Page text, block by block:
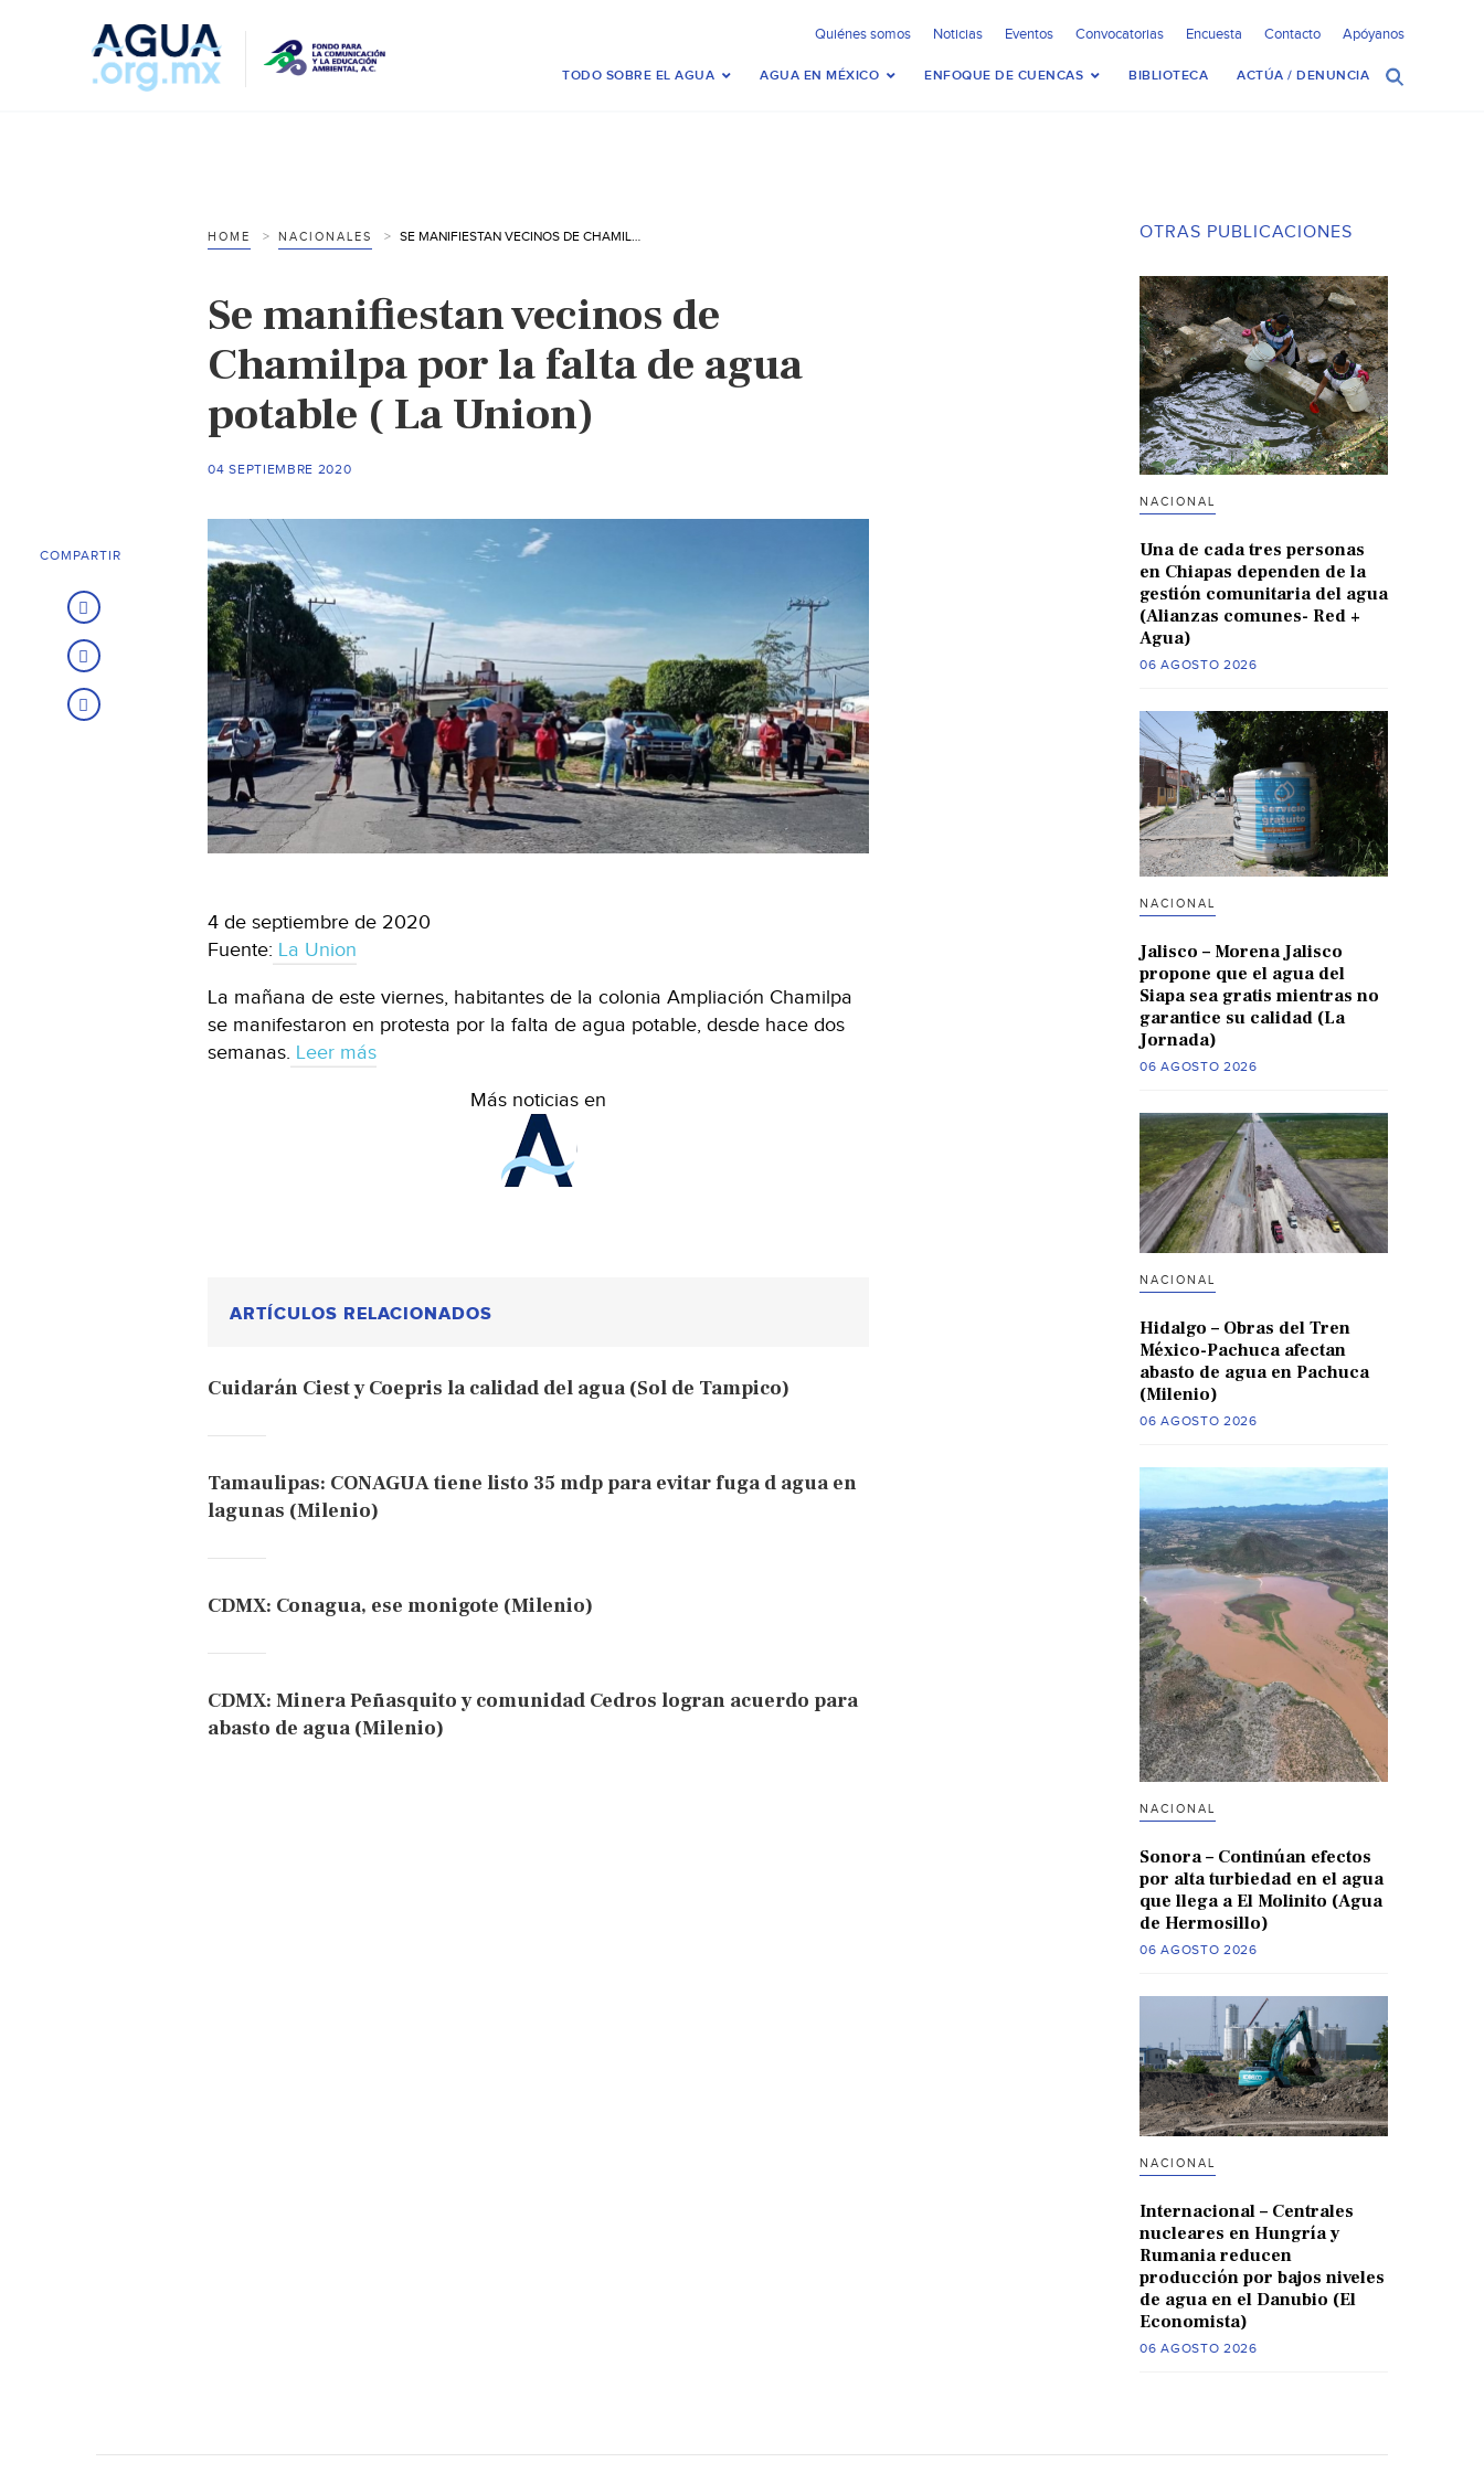
Quiénes somos Noticias Eventos Convocatorias Encuesta Contacto Apóyanos
TODO SOBRE EL AGUA AGUA EN MÉXICO ENFOQUE DE CUENCAS BIBLIOTECA ACTÚA / DENUNCIA
HOME NACIONALES SE MANIFIESTAN VECINOS DE CHAMILPA POR LA FALTA DE AGUA POTABLE ( LA UNION)
Se manifiestan vecinos de
Chamilpa por la falta de agua
potable ( La Union)
04 SEPTIEMBRE 2020
4 de septiembre de 2020
Fuente: La Union
La mañana de este viernes, habitantes de la colonia Ampliación Chamilpa
se manifestaron en protesta por la falta de agua potable, desde hace dos
semanas. Leer más
Más noticias en
ARTÍCULOS RELACIONADOS
Cuidarán Ciest y Coepris la calidad del agua (Sol de Tampico)
Tamaulipas: CONAGUA tiene listo 35 mdp para evitar fuga d agua en
lagunas (Milenio)
CDMX: Conagua, ese monigote (Milenio)
CDMX: Minera Peñasquito y comunidad Cedros logran acuerdo para
abasto de agua (Milenio)
COMPARTIR
OTRAS PUBLICACIONES
NACIONAL
Una de cada tres personas
en Chiapas dependen de la
gestión comunitaria del agua
(Alianzas comunes- Red +
Agua)
06 AGOSTO 2026
NACIONAL
Jalisco – Morena Jalisco
propone que el agua del
Siapa sea gratis mientras no
garantice su calidad (La
Jornada)
06 AGOSTO 2026
NACIONAL
Hidalgo – Obras del Tren
México-Pachuca afectan
abasto de agua en Pachuca
(Milenio)
06 AGOSTO 2026
NACIONAL
Sonora – Continúan efectos
por alta turbiedad en el agua
que llega a El Molinito (Agua
de Hermosillo)
06 AGOSTO 2026
NACIONAL
Internacional – Centrales
nucleares en Hungría y
Rumania reducen
producción por bajos niveles
de agua en el Danubio (El
Economista)
06 AGOSTO 2026